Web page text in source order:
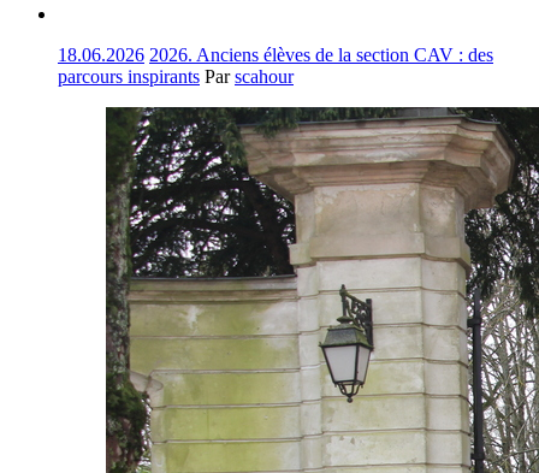
18.06.2026 2026. Anciens élèves de la section CAV : des
parcours inspirants Parscahour